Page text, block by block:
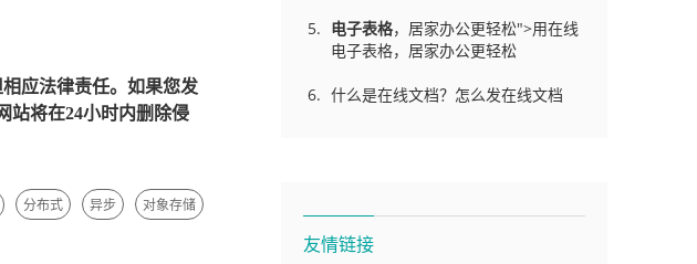
应法律责任。如果您发
站将在24小时内删除侵
分布式 异步 对象存储
电子表格，居家办公更轻松">用在线
电子表格，居家办公更轻松
什么是在线文档？怎么发在线文档
友情链接